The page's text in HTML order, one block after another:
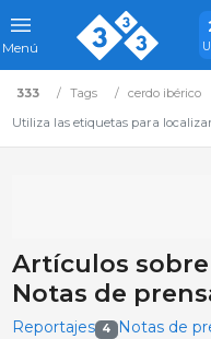
Menú
333 Tags cerdo ibérico
Utiliza las etiquetas para
Artículos
Notas de
Reportajes 4 Notas de